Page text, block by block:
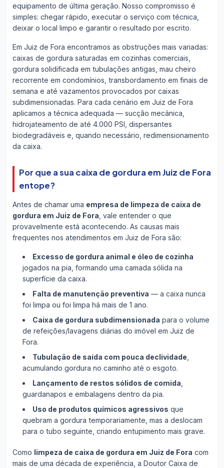
equipamento de última geração. Nosso compromisso é
simples: chegar rápido, executar o serviço com técnica,
deixar o local limpo e garantir o resultado por escrito.
Em Juiz de Fora encontramos as obstruções mais variadas:
caixas de gordura saturadas em cozinhas comerciais,
gordura solidificada em tubulações antigas, mau cheiro
recorrente em condomínios, transbordamento em finais de
semana e até vazamentos provocados por caixas
subdimensionadas. Para cada cenário em Juiz de Fora
aplicamos a técnica adequada — sucção mecânica,
hidrojateamento de até 4.000 PSI, dispersantes
biodegradáveis e, quando necessário, redimensionamento
da caixa.
Por que a sua caixa de gordura em Juiz de Fora
entope?
Antes de chamar uma empresa de limpeza de caixa de
gordura em Juiz de Fora , vale entender o que
provavelmente está acontecendo. As causas mais
frequentes nos atendimentos em Juiz de Fora são:
Excesso de gordura animal e óleo de cozinha
jogados na pia, formando uma camada sólida na
superfície da caixa.
Falta de manutenção preventiva — a caixa nunca
foi limpa ou foi limpa há mais de 1 ano.
Caixa de gordura subdimensionada para o volume
de refeições/lavagens diárias do imóvel em Juiz de
Fora.
Tubulação de saída com pouca declividade
acumulando gordura no caminho até o esgoto.
Lançamento de restos sólidos de comida
guardanapos e embalagens dentro da pia.
Uso de produtos químicos agressivos que
quebram a gordura temporariamente, mas a deslocam
para o tubo seguinte, criando entupimento mais grave.
Como limpeza de caixa de gordura em Juiz de Fora com
mais de uma década de experiência, a Doutor Caixa de